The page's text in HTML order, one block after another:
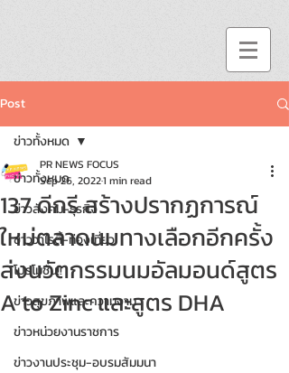
Post
ข่าวทั้งหมด
ข่าวสังคม-ธุรกิจ
ข่าววาไรตี้-ท่องเที่ยว
โปรโมชั่น!!
ข่าวสุขภาพและความงาม
ข่าวหน่วยงานราชการ
ข่าวงานประชุม-อบรมสัมมนา
ข่าวทั้งหมด
137 ดีกรี สร้างปรากฏการณ์
ใหม่ตลาดนมทางเลือกอีกครั้ง
ส่งนวัตกรรมนมอัลมอนด์สูตร
A to Zinc และสูตร DHA
PR NEWS FOCUS
Sep 26, 20221 min read